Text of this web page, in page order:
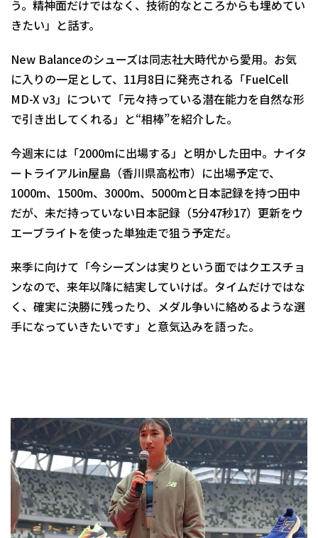
う。精神面だけではなく、技術的なところからも埋めてい
きたい」と話す。
New Balanceのシューズは同志社大時代から愛用。お気
に入りの一足として、11月8日に発売される「FuelCell
MD-X v3」について「元々持っている潜在能力を自然な形
で引き出してくれる」と“相棒”を紹介した。
今週末には「2000mに出場する」と明かした田中。ナイタ
ートライアルin屋島（香川県高松市）に出場予定で、
1000m、1500m、3000m、5000mと日本記録を持つ田中
だが、未だ持っていない日本記録（5分47秒17）更新をウ
エーブライトを使った単独走で狙う予定だ。
来季に向けて「今シーズンは実りという面ではクエスチョ
ンなので、来年以降に結実していけば。タイムだけではな
く、確実に決勝に残ったり、メダル争いに絡めるような選
手になっていきたいです」と意気込みを語った。